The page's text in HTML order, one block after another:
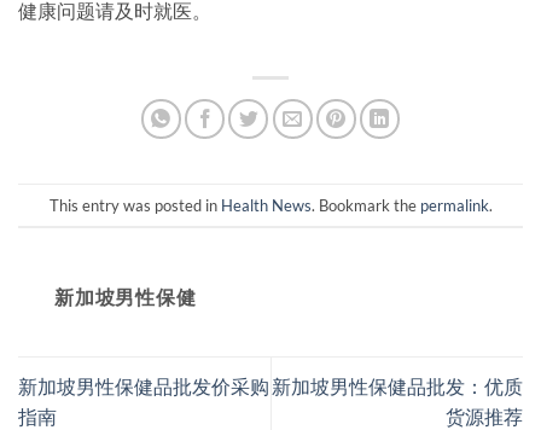
健康问题请及时就医。
This entry was posted in Health News. Bookmark the permalink.
新加坡男性保健​
新加坡男性保健品批发价采购
指南
新加坡男性保健品批发：优质
货源推荐